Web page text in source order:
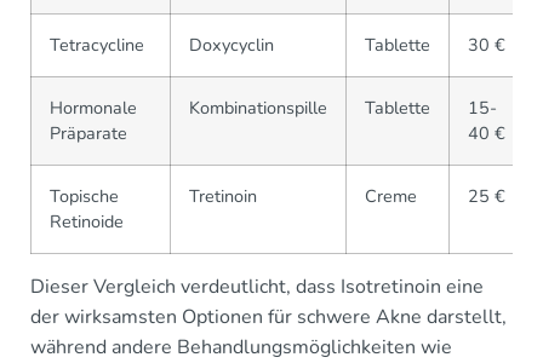
Tetracycline Doxycyclin Tablette 30 €
Hormonale
Präparate
Kombinationspille Tablette
15-
40 €
Topische
Retinoide
Tretinoin Creme 25 €
Dieser Vergleich verdeutlicht, dass Isotretinoin eine
der wirksamsten Optionen für schwere Akne darstellt,
während andere Behandlungsmöglichkeiten wie